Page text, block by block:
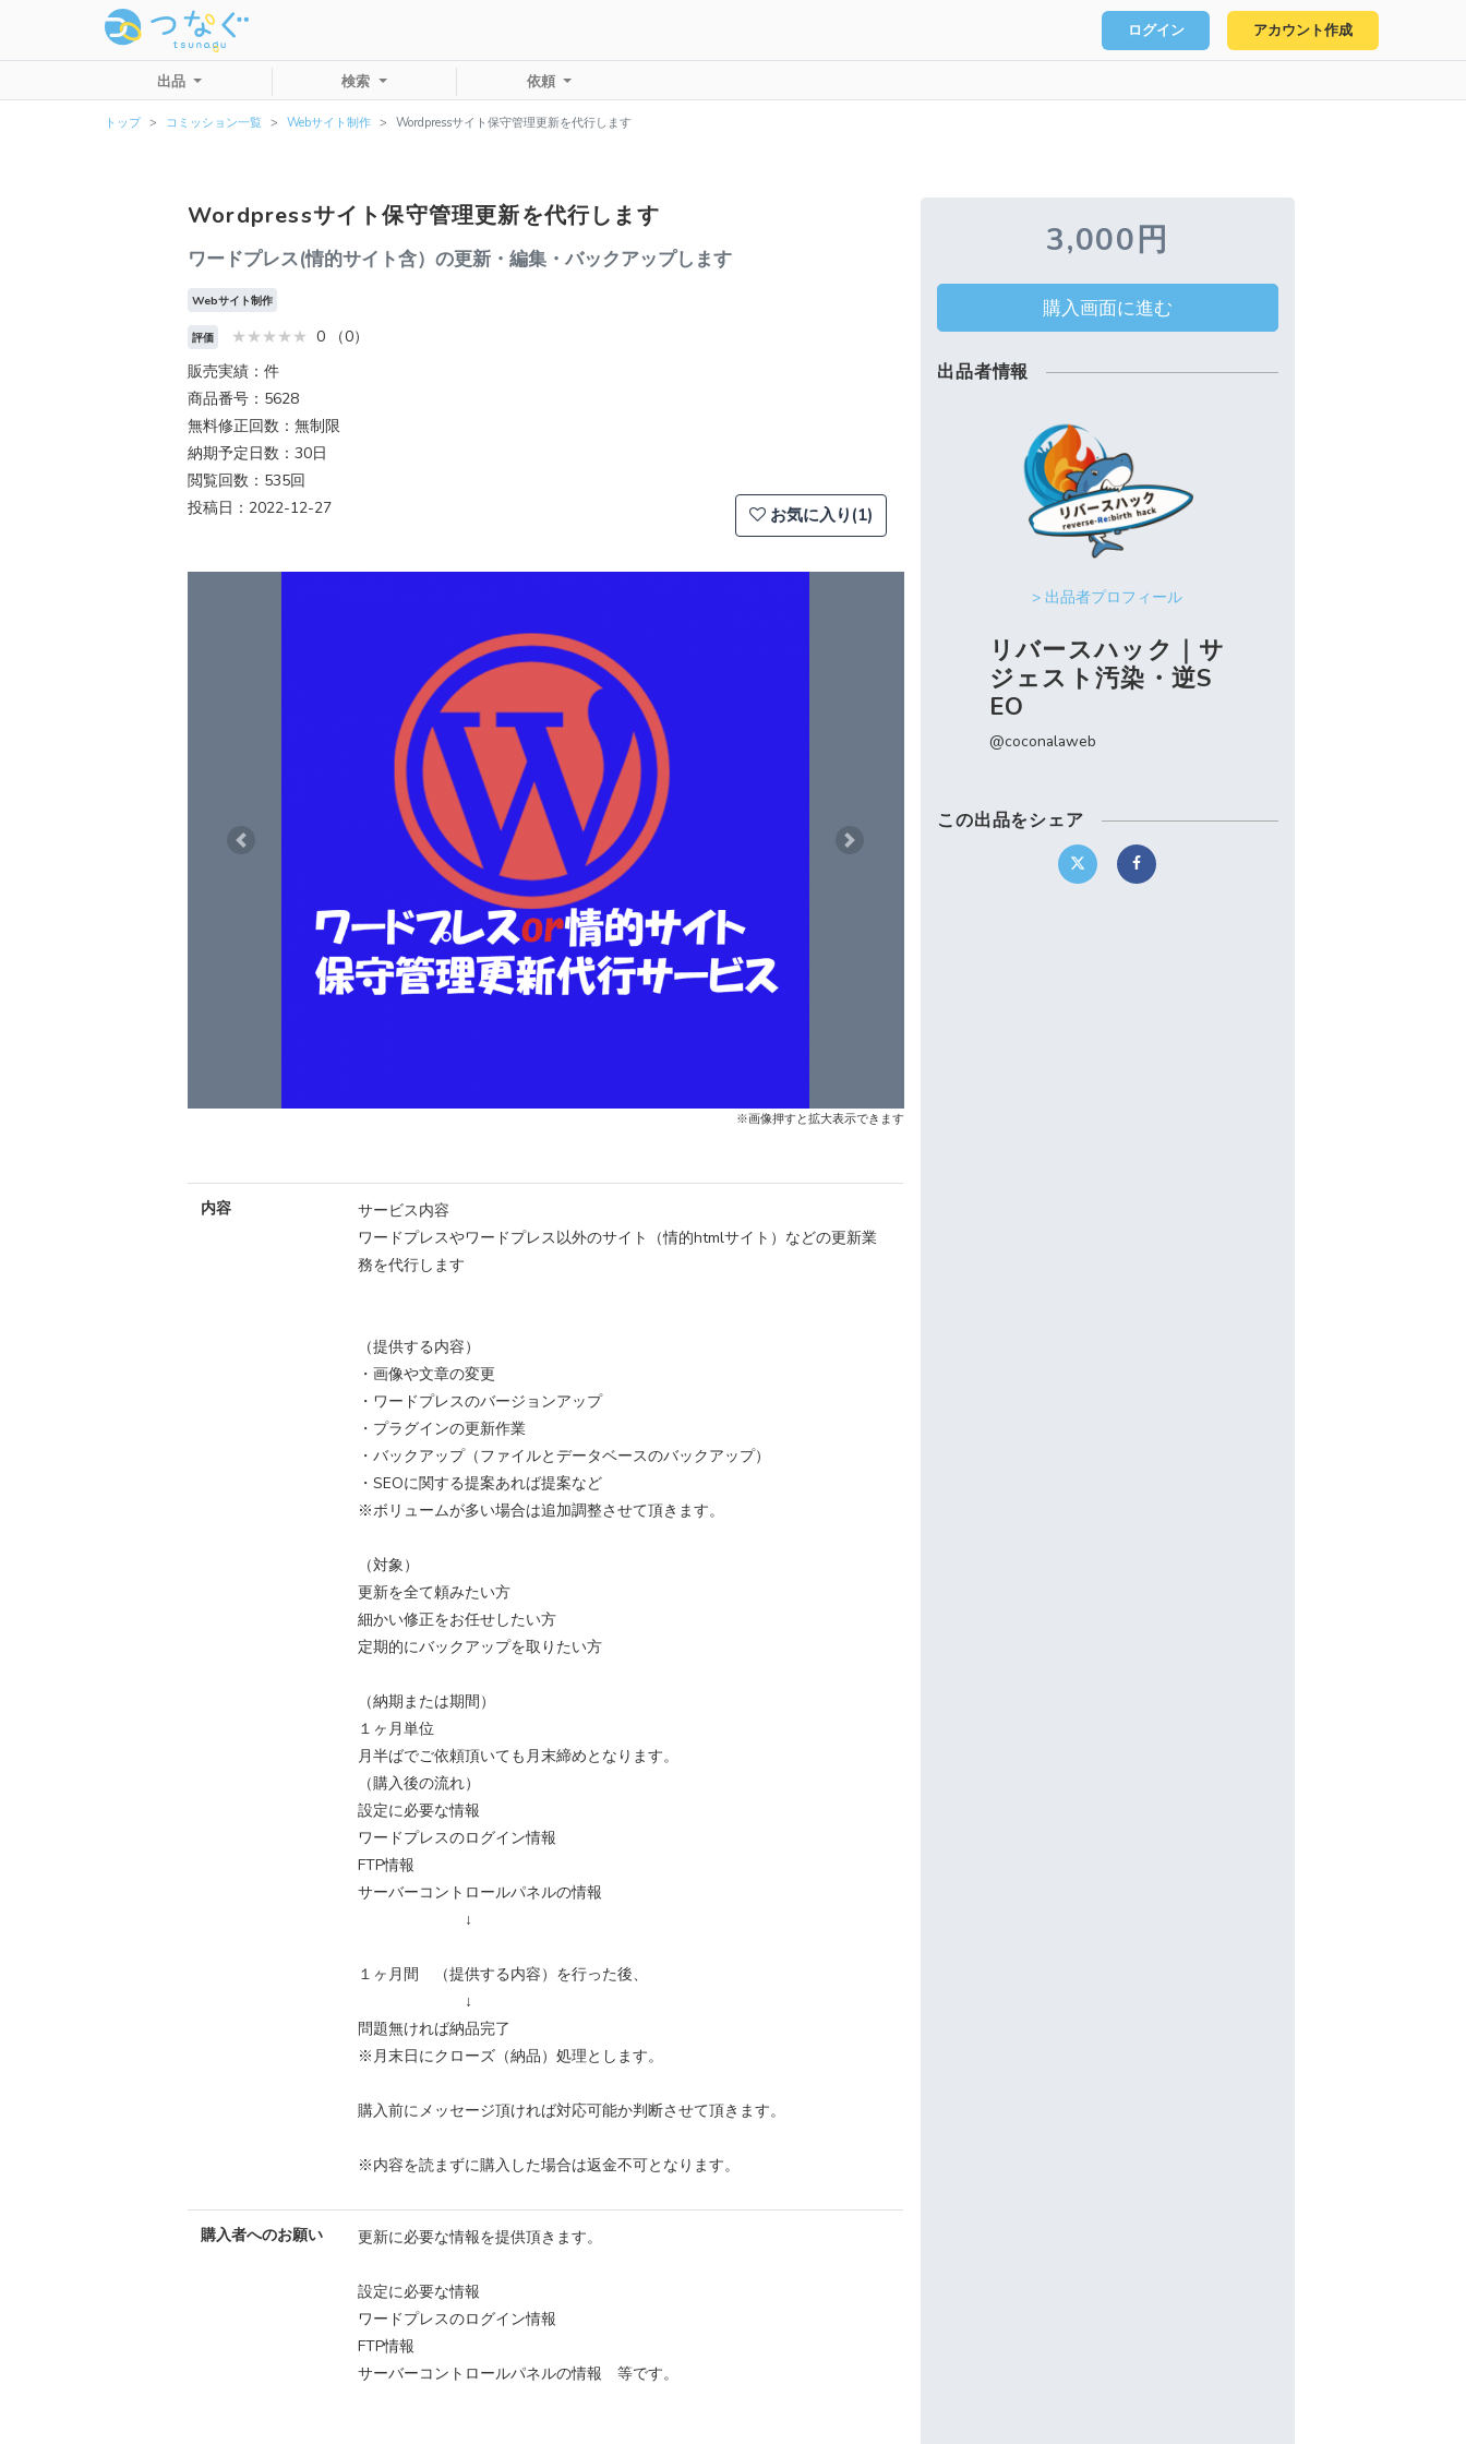
ログイン アカウント作成
出品 検索 依頼
トップ コミッション一覧 Webサイト制作 Wordpressサイト保守管理更新を代行します
Wordpressサイト保守管理更新を代行します
ワードプレス(情的サイト含）の更新・編集・バックアップします
Webサイト制作
評価
0 （0）
販売実績：件
商品番号：5628
無料修正回数：無制限
納期予定日数：30日
閲覧回数：535回
投稿日：2022-12-27
お気に入り(1)
Previous Next
※画像押すと拡大表示できます
内容
サービス内容
ワードプレスやワードプレス以外のサイト（情的htmlサイト）などの更新業
務を代行します
（提供する内容）
・画像や文章の変更
・ワードプレスのバージョンアップ
・プラグインの更新作業
・バックアップ（ファイルとデータベースのバックアップ）
・SEOに関する提案あれば提案など
※ボリュームが多い場合は追加調整させて頂きます。
（対象）
更新を全て頼みたい方
細かい修正をお任せしたい方
定期的にバックアップを取りたい方
（納期または期間）
１ヶ月単位
月半ばでご依頼頂いても月末締めとなります。
（購入後の流れ）
設定に必要な情報
ワードプレスのログイン情報
FTP情報
サーバーコントロールパネルの情報
↓
１ヶ月間 （提供する内容）を行った後、
↓
問題無ければ納品完了
※月末日にクローズ（納品）処理とします。
購入前にメッセージ頂ければ対応可能か判断させて頂きます。
※内容を読まずに購入した場合は返金不可となります。
購入者へのお願い 更新に必要な情報を提供頂きます。
設定に必要な情報
ワードプレスのログイン情報
FTP情報
サーバーコントロールパネルの情報 等です。
3,000円
購入画面に進む
出品者情報
> 出品者プロフィール
リバースハック｜サ
ジェスト汚染・逆S
EO
@coconalaweb
この出品をシェア